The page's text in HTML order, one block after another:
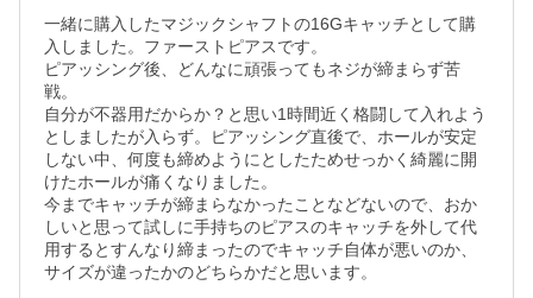
一緒に購入したマジックシャフトの16Gキャッチとして購
入しました。ファーストピアスです。
ピアッシング後、どんなに頑張ってもネジが締まらず苦
戦。
自分が不器用だからか？と思い1時間近く格闘して入れよう
としましたが入らず。ピアッシング直後で、ホールが安定
しない中、何度も締めようにとしたためせっかく綺麗に開
けたホールが痛くなりました。
今までキャッチが締まらなかったことなどないので、おか
しいと思って試しに手持ちのピアスのキャッチを外して代
用するとすんなり締まったのでキャッチ自体が悪いのか、
サイズが違ったかのどちらかだと思います。